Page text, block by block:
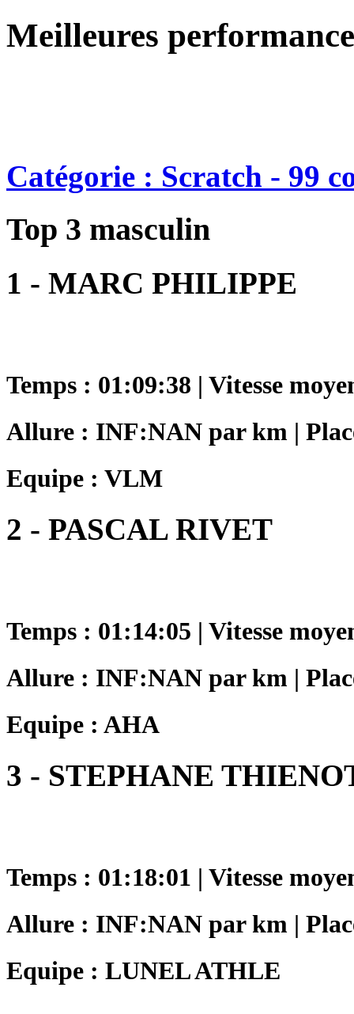
Meilleures
Catégorie : Scratch - 99
Top 3 masculin
1 - MARC PHILIPPE
Temps : 01:09:38 | Vitesse
Allure : INF:NAN par km |
Equipe : VLM
2 - PASCAL RIVET
Temps : 01:14:05 | Vitesse
Allure : INF:NAN par km |
Equipe : AHA
3 - STEPHANE
Temps : 01:18:01 | Vitesse
Allure : INF:NAN par km |
Equipe : LUNEL ATHLE